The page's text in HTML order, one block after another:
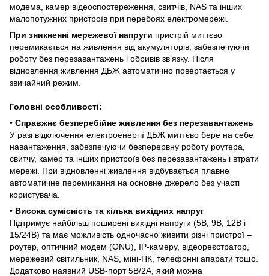
модема, камер відеоспостереження, свитчів, NAS та інших
малопотужних пристроїв при перебоях електромережі.
При зникненні мережевої напруги пристрій миттєво
перемикається на живлення від акумуляторів, забезпечуючи
роботу без перезавантажень і обривів зв’язку. Після
відновлення живлення ДБЖ автоматично повертається у
звичайний режим.
Головні особливості:
• Справжнє безперебійне живлення без перезавантажень
У разі відключення електроенергії ДБЖ миттєво бере на себе
навантаження, забезпечуючи безперервну роботу роутера,
свитчу, камер та інших пристроїв без перезавантажень і втрати
мережі. При відновленні живлення відбувається плавне
автоматичне перемикання на основне джерело без участі
користувача.
• Висока сумісність та кілька вихідних напруг
Підтримує найбільш поширені вихідні напруги (5В, 9В, 12В і
15/24В) та має можливість одночасно живити різні пристрої –
роутер, оптичний модем (ONU), IP-камеру, відеореєстратор,
мережевий світильник, NAS, міні-ПК, телефонні апарати тощо.
Додатково наявний USB-порт 5В/2А, який можна